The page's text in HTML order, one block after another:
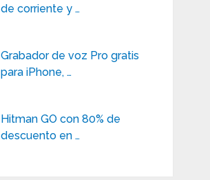
de corriente y …
Grabador de voz Pro gratis
para iPhone, …
Hitman GO con 80% de
descuento en …